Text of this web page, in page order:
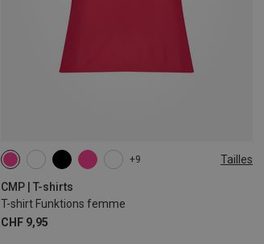
+9 Tailles
CMP | T-shirts
T-shirt Funktions femme
CHF 9,95